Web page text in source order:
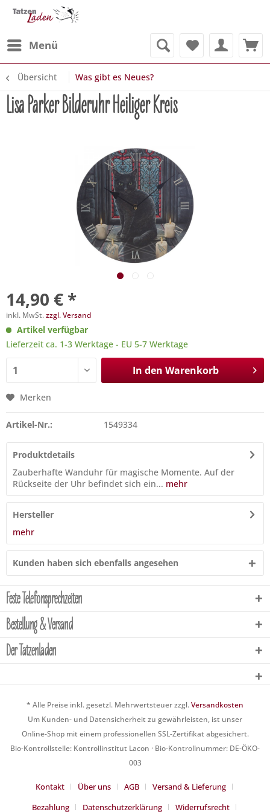
Menü
Übersicht Was gibt es Neues?
Lisa Parker Bilderuhr Heiliger Kreis
14,90 € *
inkl. MwSt.zzgl. Versand
Artikel verfügbar
Lieferzeit ca. 1-3 Werktage - EU 5-7 Werktage
In den Warenkorb
Merken
Artikel-Nr.: 1549334
Produktdetails
Zauberhafte Wanduhr für magische Momente. Auf der
Rückseite der Uhr befindet sich ein... mehr
Hersteller
mehr
Kunden haben sich ebenfalls angesehen
Feste Telefonsprechzeiten
Bestellung & Versand
Der Tatzenladen
* Alle Preise inkl. gesetzl. Mehrwertsteuer zzgl.Versandkosten
Um Kunden- und Datensicherheit zu gewährleisten, ist unser
Online-Shop mit einem professionellen SSL-Zertifikat abgesichert.
Bio-Kontrollstelle: Kontrollinstitut Lacon · Bio-Kontrollnummer: DE-ÖKO-
003
Kontakt Über uns AGB
Versand & Lieferung
Bezahlung
Datenschutzerklärung Widerrufsrecht